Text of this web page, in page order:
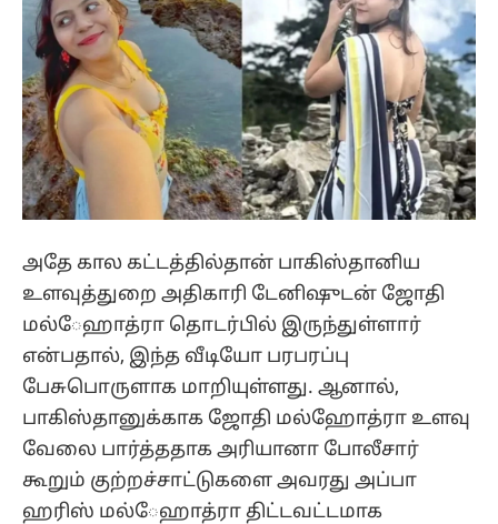
அதே கால கட்டத்தில்தான் பாகிஸ்தானிய
உளவுத்துறை அதிகாரி டேனிஷுடன் ஜோதி
மல்ேஹாத்ரா தொடர்பில் இருந்துள்ளார்
என்பதால், இந்த வீடியோ பரபரப்பு
பேசுபொருளாக மாறியுள்ளது. ஆனால்,
பாகிஸ்தானுக்காக ஜோதி மல்ஹோத்ரா உளவு
வேலை பார்த்ததாக அரியானா போலீசார்
கூறும் குற்றச்சாட்டுகளை அவரது அப்பா
ஹரிஸ் மல்ேஹாத்ரா திட்டவட்டமாக